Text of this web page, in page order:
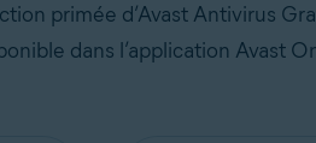
primée d’Avast Antivirus
dans l’application Avast